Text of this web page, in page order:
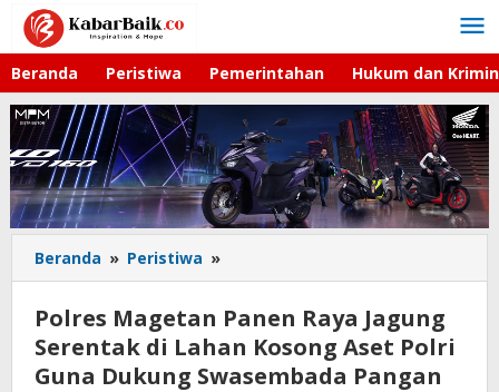
Lewati
konten
Beranda Peristiwa Pemerintahan Hukum dan
Beranda » Peristiwa »
Magetan
Raya
Jagung
Serentak
Polres Magetan Panen Raya Jagung
Serentak di Lahan Kosong Aset Polri
Guna Dukung Swasembada Pangan